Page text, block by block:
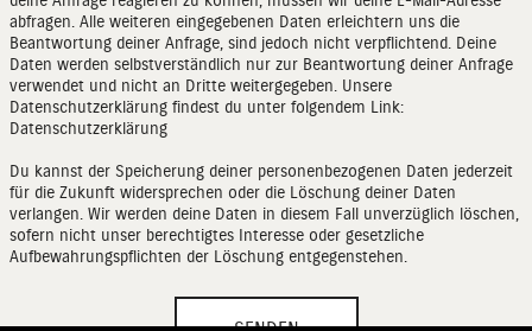
abfragen. Alle weiteren eingegebenen Daten erleichtern uns die
Beantwortung deiner Anfrage, sind jedoch nicht verpflichtend. Deine
Daten werden selbstverständlich nur zur Beantwortung deiner Anfrage
verwendet und nicht an Dritte weitergegeben. Unsere
Datenschutzerklärung findest du unter folgendem Link:
Datenschutzerklärung
Du kannst der Speicherung deiner personenbezogenen Daten jederzeit
für die Zukunft widersprechen oder die Löschung deiner Daten
verlangen. Wir werden deine Daten in diesem Fall unverzüglich löschen,
sofern nicht unser berechtigtes Interesse oder gesetzliche
Aufbewahrungspflichten der Löschung entgegenstehen.